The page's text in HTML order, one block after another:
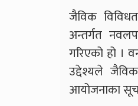
जैविक
अन्तर्गत
गरिएको हो ।
उद्देश्यले जैविक
आयोजनाका